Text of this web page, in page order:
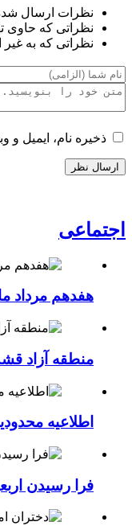
نظرات ارسال
نظراتی که حاوی
نظراتی که به
ذخیره نام، ایمیل
اجتماعی
هفدهم مرداد
منطقه آزاد
اطلاعیه
فرا رسیدن